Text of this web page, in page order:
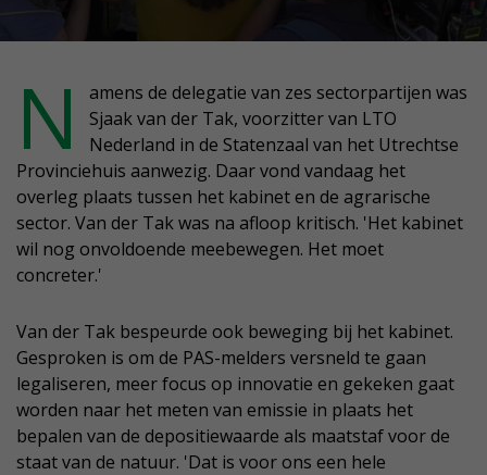
N
amens de delegatie van zes sectorpartijen was
Sjaak van der Tak, voorzitter van LTO
Nederland in de Statenzaal van het Utrechtse
Provinciehuis aanwezig. Daar vond vandaag het
overleg plaats tussen het kabinet en de agrarische
sector. Van der Tak was na afloop kritisch. 'Het kabinet
wil nog onvoldoende meebewegen. Het moet
concreter.'
Van der Tak bespeurde ook beweging bij het kabinet.
Gesproken is om de PAS-melders versneld te gaan
legaliseren, meer focus op innovatie en gekeken gaat
worden naar het meten van emissie in plaats het
bepalen van de depositiewaarde als maatstaf voor de
staat van de natuur. 'Dat is voor ons een hele